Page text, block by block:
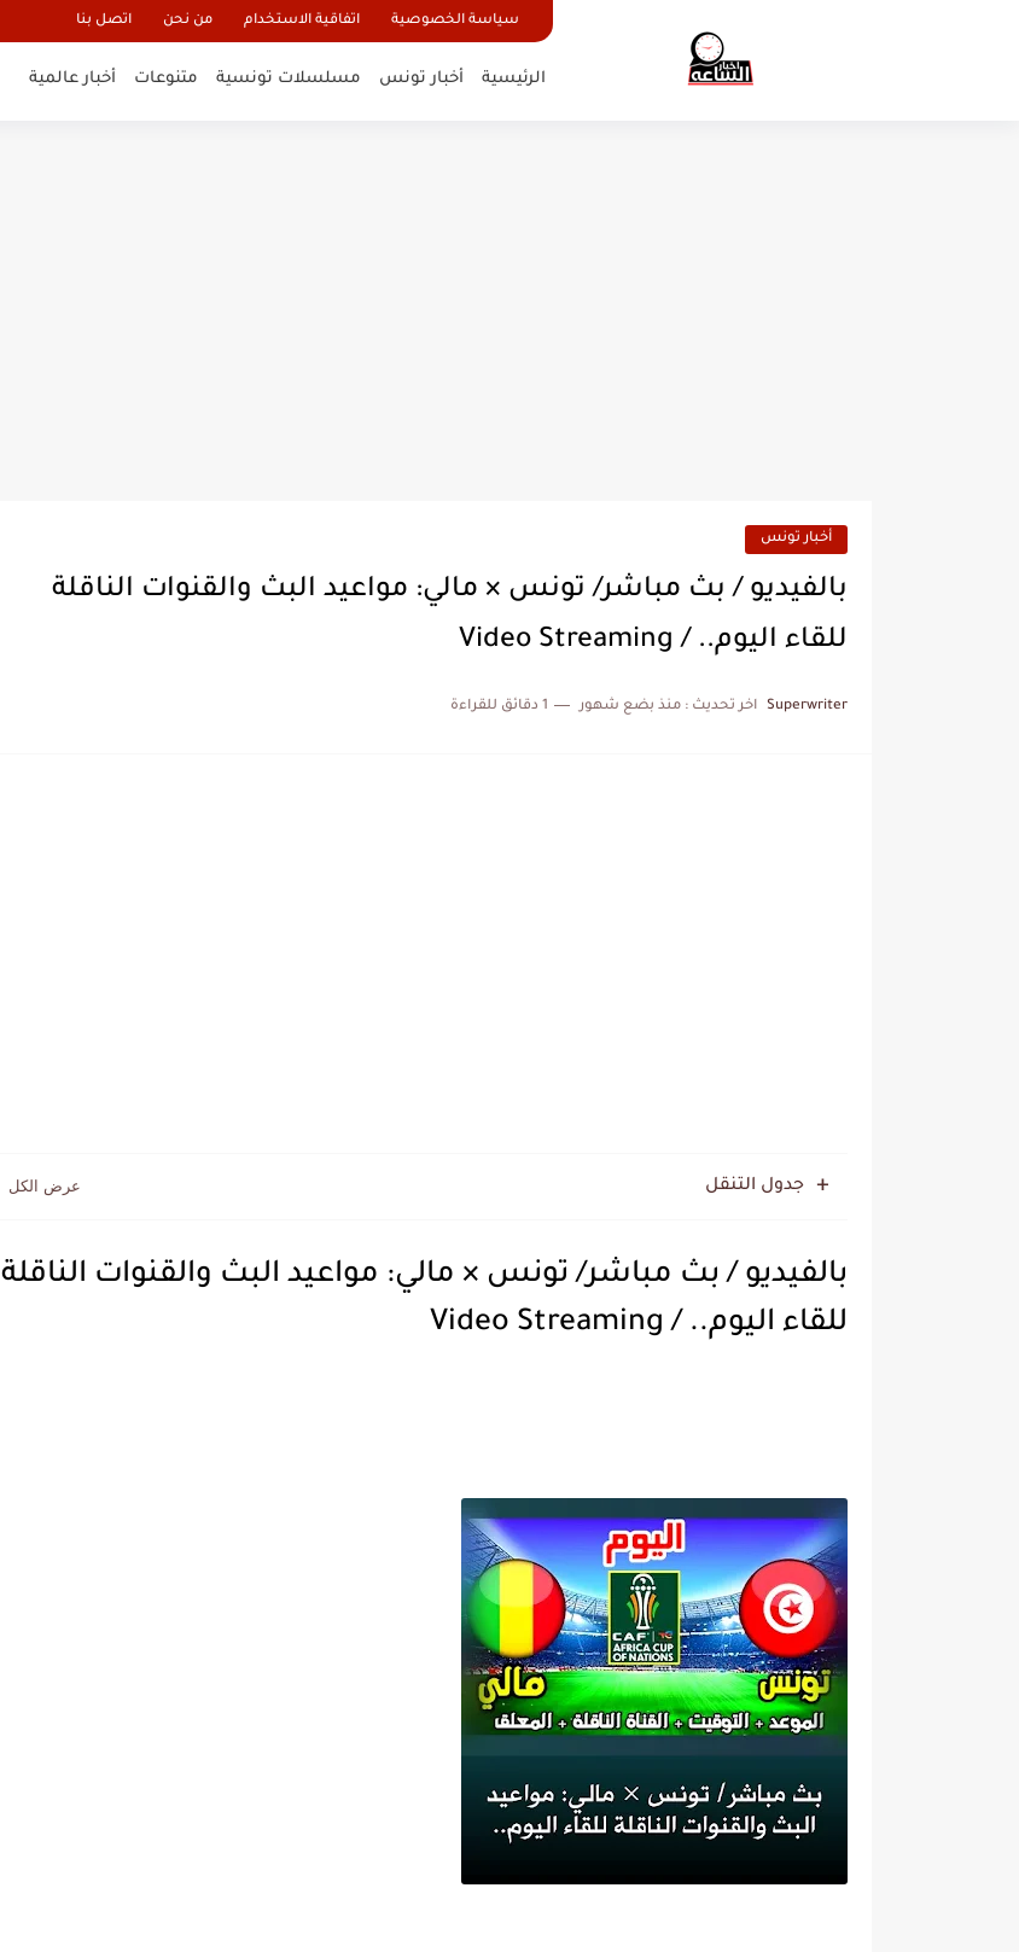
سياسة الخصوصية اتفاقية الاستخدام من نحن اتصل بنا
الرئيسية أخبار تونس مسلسلات تونسية متنوعات أخبار عالمية
أخبار تونس
بالفيديو / بث مباشر/ تونس × مالي: مواعيد البث والقنوات الناقلة
للقاء اليوم.. / Video Streaming
Superwriter اخر تحديث : منذ بضع شهور 1 دقائق للقراءة
جدول التنقل
بالفيديو / بث مباشر/ تونس × مالي: مواعيد البث والقنوات الناقلة
للقاء اليوم.. / Video Streaming